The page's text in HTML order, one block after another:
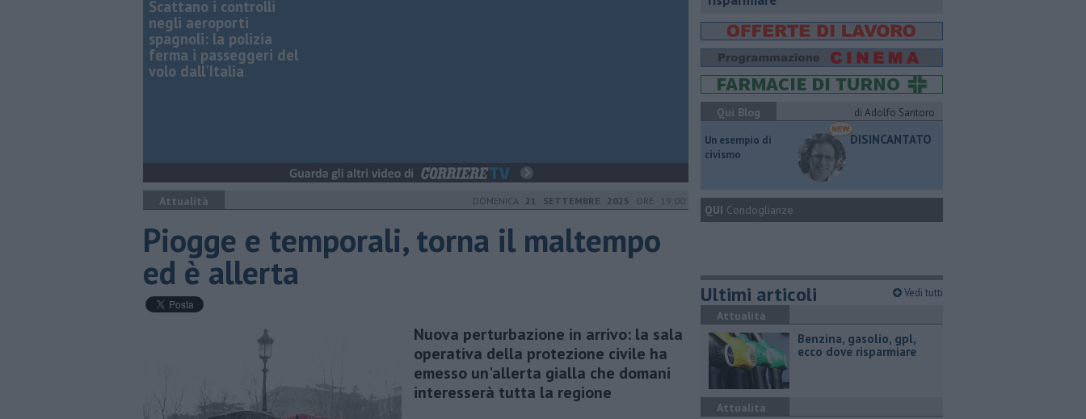
Scattano i controlli
negli aeroporti
spagnoli: la polizia
ferma i passeggeri del
volo dall'Italia
Attualità DOMENICA 21 SETTEMBRE 2025 ORE 19:00
Piogge e temporali, torna il maltempo
ed è allerta
Nuova perturbazione in arrivo: la sala
operativa della protezione civile ha
emesso un'allerta gialla che domani
interesserà tutta la regione
Qui Blog
di Adolfo Santoro
​Un esempio di
civismo
DISINCANTATO
QUI Condoglianze
Ultimi articoli Vedi tutti
Attualità
​Benzina, gasolio, gpl,
ecco dove risparmiare
Attualità